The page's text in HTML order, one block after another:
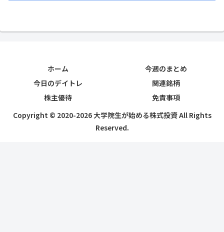
ホーム
今週のまとめ
今日のデイトレ
関連銘柄
株主優待
免責事項
Copyright © 2020-2026 大学院生が始める株式投資 All Rights
Reserved.